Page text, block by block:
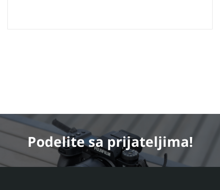
Podelitesa prijateljima!